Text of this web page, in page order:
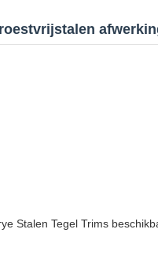
Stalen Tegel Trims